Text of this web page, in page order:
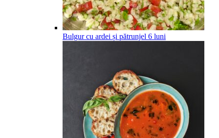
Bulgur cu ardei și pătrunjel 6 luni